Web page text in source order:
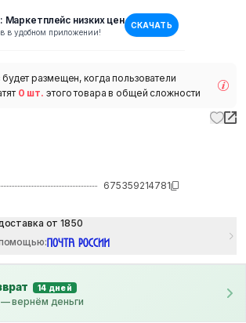
Маркетплейс низких цен
в удобном приложении!
СКАЧАТЬ
будет размещен, когда пользователи
0 шт. этого товара в общей сложности
675359214781
от 1850
:
14 дней
вернём деньги